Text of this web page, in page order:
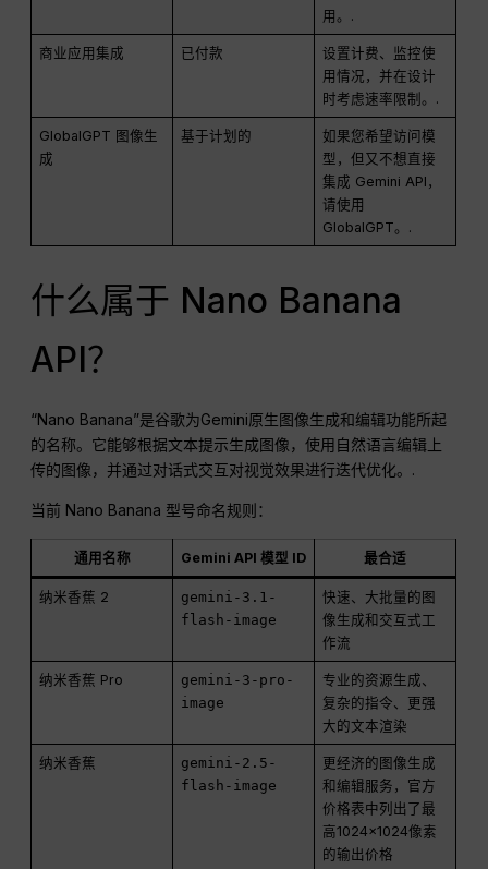
用。.
商业应用集成 已付款
设置计费、监控使
用情况，并在设计
时考虑速率限制。.
GlobalGPT 图像生
成
基于计划的
如果您希望访问模
型，但又不想直接
集成 Gemini API，
请使用
GlobalGPT。.
什么属于 Nano Banana
API？
“Nano Banana”是谷歌为Gemini原生图像生成和编辑功能所起
的名称。它能够根据文本提示生成图像，使用自然语言编辑上
传的图像，并通过对话式交互对视觉效果进行迭代优化。.
当前 Nano Banana 型号命名规则：
通用名称 Gemini API 模型 ID 最合适
纳米香蕉 2
gemini-3.1-
flash-image
快速、大批量的图
像生成和交互式工
作流
纳米香蕉 Pro
gemini-3-pro-
image
专业的资源生成、
复杂的指令、更强
大的文本渲染
纳米香蕉
gemini-2.5-
flash-image
更经济的图像生成
和编辑服务，官方
价格表中列出了最
高1024×1024像素
的输出价格